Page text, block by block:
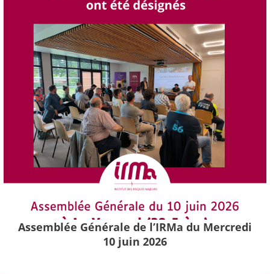
Assemblée Générale de l’IRMa du Mercredi
10 juin 2026